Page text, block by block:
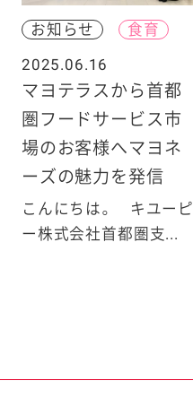
お知らせ
食育
2025.06.16
マヨテラスから首都
圏フードサービス市
場のお客様へマヨネ
ーズの魅力を発信
こんにちは。 キユーピ
ー株式会社首都圏支...